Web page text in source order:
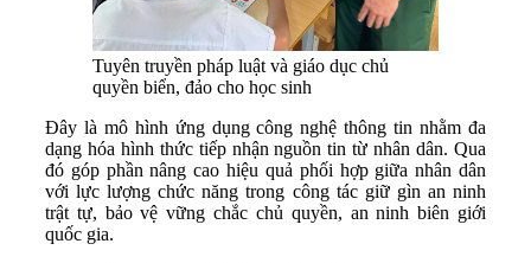
Tuyên truyền pháp luật và giáo dục chủ
quyền biển, đảo cho học sinh
Đây là mô hình ứng dụng công nghệ thông tin nhằm đa
dạng hóa hình thức tiếp nhận nguồn tin từ nhân dân. Qua
đó góp phần nâng cao hiệu quả phối hợp giữa nhân dân
với lực lượng chức năng trong công tác giữ gìn an ninh
trật tự, bảo vệ vững chắc chủ quyền, an ninh biên giới
quốc gia.